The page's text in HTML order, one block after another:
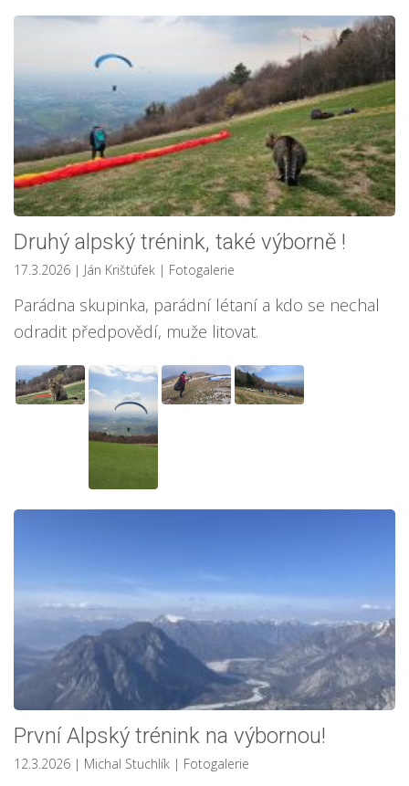
Druhý alpský trénink, také výborně !
17.3.2026 | Ján Krištúfek | Fotogalerie
Parádna skupinka, parádní létaní a kdo se nechal
odradit předpovědí, muže litovat.
První Alpský trénink na výbornou!
12.3.2026 | Michal Stuchlík | Fotogalerie